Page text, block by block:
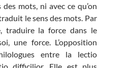
mots, ni avec ce qu’on
le sens des mots. Par
traduire la force dans le
une force. L’opposition
entre la lectio